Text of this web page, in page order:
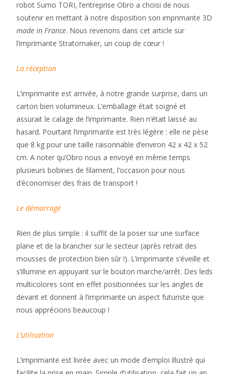
robot Sumo TORI, l’entreprise Obro a choisi de nous
soutenir en mettant à notre disposition son imprimante 3D
made in France. Nous revenons dans cet article sur
l’imprimante Stratomaker, un coup de cœur !
La réception
L’imprimante est arrivée, à notre grande surprise, dans un
carton bien volumineux. L’emballage était soigné et
assurait le calage de l’imprimante. Rien n’était laissé au
hasard. Pourtant l’imprimante est très légère : elle ne pèse
que 8 kg pour une taille raisonnable d’environ 42 x 42 x 52
cm. A noter qu’Obro nous a envoyé en même temps
plusieurs bobines de filament, l’occasion pour nous
d’économiser des frais de transport !
Le démarrage
Rien de plus simple : il suffit de la poser sur une surface
plane et de la brancher sur le secteur (après retrait des
mousses de protection bien sûr !). L’imprimante s’éveille et
s’illumine en appuyant sur le bouton marche/arrêt. Des leds
multicolores sont en effet positionnées sur les angles de
devant et donnent à l’imprimante un aspect futuriste que
nous apprécions beaucoup !
L’utilisation
L’imprimante est livrée avec un mode d’emploi illustré qui